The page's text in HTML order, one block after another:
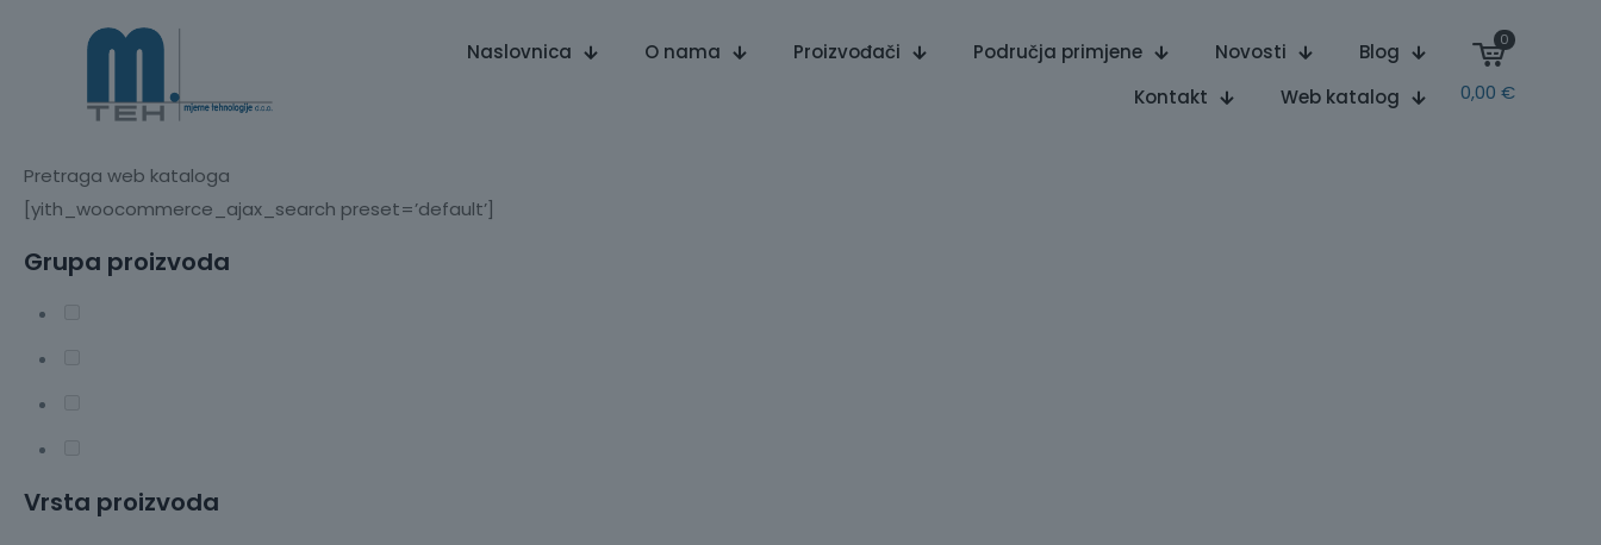
Naslovnica O nama Proizvođači Područja primjene Novosti
Blog
Kontakt
Web katalog
0
0,00 €
Pretraga web kataloga
[yith_woocommerce_ajax_search preset=’default’]
Grupa proizvoda
Vrsta proizvoda